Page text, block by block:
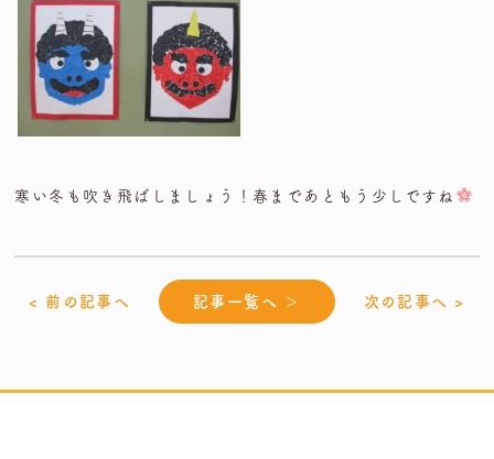
寒い冬も吹き飛ばしましょう！春まであともう少しですね
< 前の記事へ 記事一覧へ ＞ 次の記事へ >